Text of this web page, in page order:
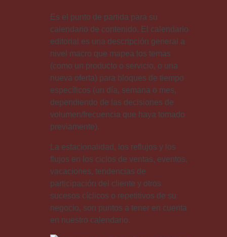
Es el punto de partida para su
calendario de contenido. El calendario
editorial es una descripción general a
nivel macro que mapea los temas
(como un producto o servicio, o una
nueva oferta) para bloques de tiempo
específicos (un día, semana o mes,
dependiendo de las decisiones de
volumen/frecuencia que haya tomado
previamente).
La estacionalidad, los reflujos y los
flujos en los ciclos de ventas, eventos,
vacaciones, tendencias de
participación del cliente y otros
sucesos cíclicos o repetitivos de su
negocio, son puntos a tener en cuenta
en nuestro calendario.